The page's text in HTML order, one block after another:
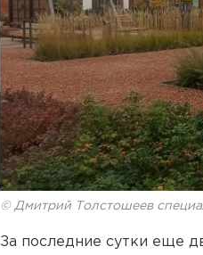
© Дмитрий Толстошеев
За последние сутки еще